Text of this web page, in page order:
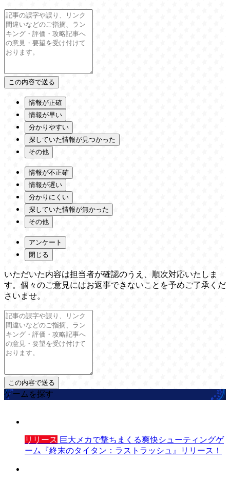
情報が正確
情報が早い
分かりやすい
探していた情報が見つかった
その他
情報が不正確
情報が遅い
分かりにくい
探していた情報が無かった
その他
アンケート
閉じる
いただいた内容は担当者が確認のうえ、順次対応いたしま
す。個々のご意見にはお返事できないことを予めご了承くだ
さいませ。
ゲームを探す
リリース 巨大メカで撃ちまくる爽快シューティングゲ
ーム『終末のタイタン：ラストラッシュ』リリース！